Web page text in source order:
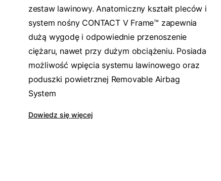
zestaw lawinowy. Anatomiczny kształt pleców i
system nośny CONTACT V Frame™ zapewnia
dużą wygodę i odpowiednie przenoszenie
ciężaru, nawet przy dużym obciążeniu. Posiada
możliwość wpięcia systemu lawinowego oraz
poduszki powietrznej Removable Airbag
System
Dowiedz się więcej